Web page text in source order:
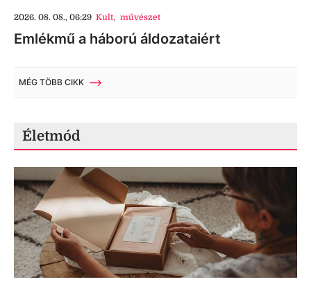
2026. 08. 08., 06:29 Kult, művészet
Emlékmű a háború áldozataiért
MÉG TÖBB CIKK
Életmód